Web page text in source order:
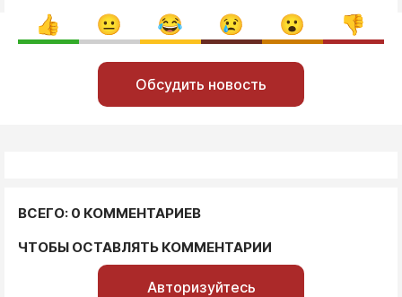
Обсудить новость
ВСЕГО: 0 КОММЕНТАРИЕВ
ЧТОБЫ ОСТАВЛЯТЬ КОММЕНТАРИИ
Авторизуйтесь